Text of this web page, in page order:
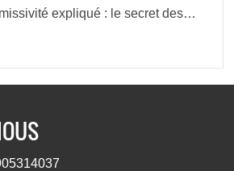
expliqué : le secret des
énergétique